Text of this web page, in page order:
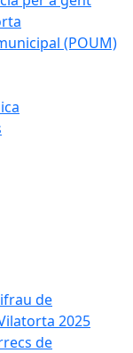
(POUM)
de
2025
de